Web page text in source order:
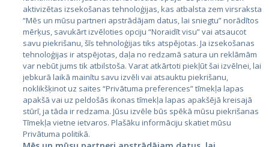
Igaunija
Latvija
Lietuva
aktivizētas izsekošanas tehnoloģijas, kas atbalsta zem virsraksta
“Mēs un mūsu partneri apstrādājam datus, lai sniegtu” norādītos
mērķus, savukārt izvēloties opciju “Noraidīt visu” vai atsaucot
savu piekrišanu, šīs tehnoloģijas tiks atspējotas. Ja izsekošanas
tehnoloģijas ir atspējotas, daļa no redzamā satura un reklāmām
var nebūt jums tik atbilstoša. Varat atkārtoti piekļūt šai izvēlnei, lai
jebkurā laikā mainītu savu izvēli vai atsauktu piekrišanu,
noklikšķinot uz saites “Privātuma preferences” tīmekļa lapas
apakšā vai uz peldošās ikonas tīmekļa lapas apakšējā kreisajā
stūrī, ja tāda ir redzama. Jūsu izvēle būs spēkā mūsu piekrišanas
Tīmekļa vietne ietvaros. Plašāku informāciju skatiet mūsu
Privātuma politikā.